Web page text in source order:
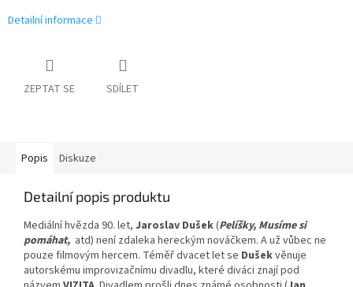
Detailní informace
ZEPTAT SE SDÍLET
Popis Diskuze
Detailní popis produktu
Mediální hvězda 90. let, Jaroslav Dušek(Pelíšky, Musíme si
pomáhat, atd) není zdaleka hereckým nováčkem. A už vůbec ne
pouze filmovým hercem. Téměř dvacet let se Dušekvěnuje
autorskému improvizačnímu divadlu, které diváci znají pod